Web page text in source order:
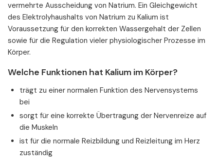
vermehrte Ausscheidung von Natrium. Ein Gleichgewicht
des Elektrolyhaushalts von Natrium zu Kalium ist
Voraussetzung für den korrekten Wassergehalt der Zellen
sowie für die Regulation vieler physiologischer Prozesse im
Körper.
Welche Funktionen hat Kalium im Körper?
trägt zu einer nor­malen Funktion des Nerven­systems
bei
sorgt für eine korrekte Übertragung der Nervenreize auf
die Muskeln
ist für die normale Reizbildung und Reizleitung im Herz
zuständig